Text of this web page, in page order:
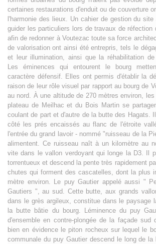
certaines restaurations d'enduit ou de couverture
l'harmonie des lieux. Un cahier de gestion du
guider les particuliers lors de travaux de réfection
afin de redonner à Voutezac toute sa force
de valorisation ont ainsi été entrepris, tels le
et leur illumination, ainsi que la réhabilitation de
Les éminences qui entourent le bourg
caractère défensif. Elles ont permis d'établir la
raison de leur rôle visuel par rapport au bourg de
au nord. À une altitude de 270 mètres environ,
plateau de Meilhac et du Bois Martin se
coulant de part et d'autre de la butte des Hagats.
côté les prés encaissés au flanc de l'étroite
l'entrée du grand lavoir - nommé "ruisseau de la
alimentent. Ce ruisseau naît à un kilomètre au
vite dans le vallon verdoyant qui longe la D3. Il
torrentueux et descend la pente très rapidement
chutes qui forment des cascatelles, dont la plus
mètre environ. Le puy Gautier appelé aussi "
Gautiers ", au sud. Cette butte, aux grands
dans le grès argileux, constitue dans le paysage
la butte bâtie du bourg. Léminence du puy
d'ensemble en contre-plongée de la façade sud
bien en évidence le piton rocheux sur lequel le
communale du puy Gautier descend le long de la